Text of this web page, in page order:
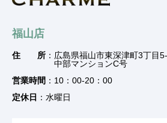
福山店
住 所 ：広島県福山市東深津町3丁目
中部マンションC号
営業時間 ：10：00-20：00
定休日 ：水曜日